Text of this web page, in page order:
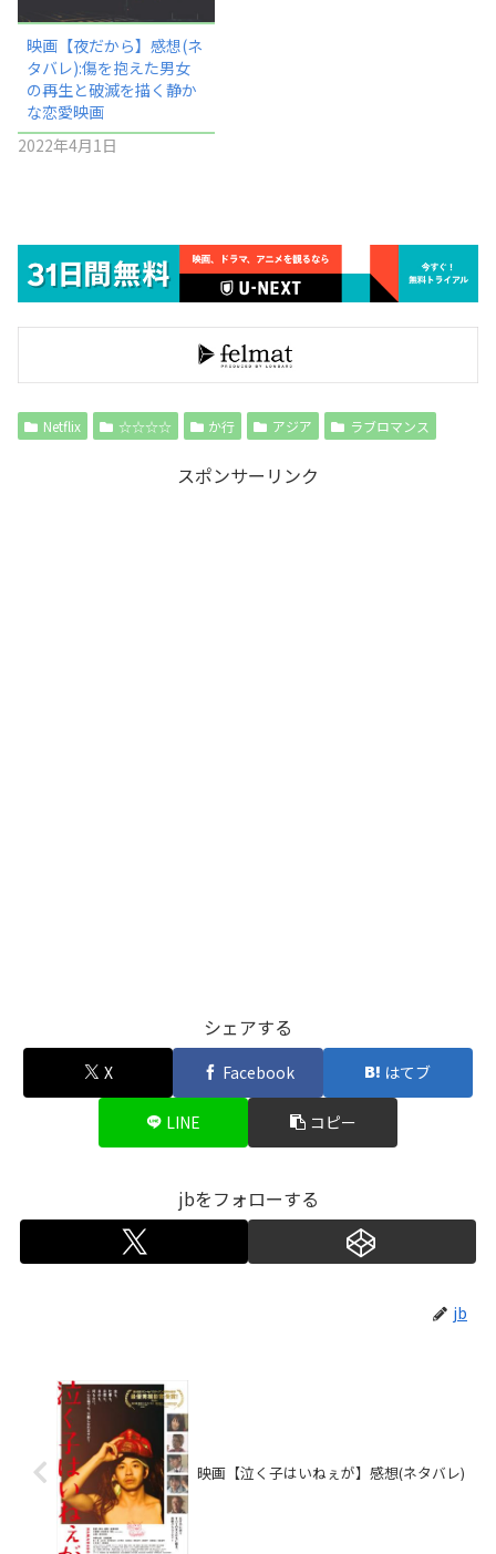
映画【夜だから】感想(ネ
タバレ):傷を抱えた男女
の再生と破滅を描く静か
な恋愛映画
2022年4月1日
Netflix ☆☆☆☆ か行 アジア ラブロマンス
スポンサーリンク
シェアする
X Facebook はてブ
LINE コピー
jbをフォローする
jb
映画【泣く子はいねぇが】感想(ネタバレ)